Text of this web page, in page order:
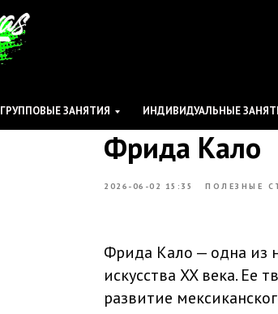
ГРУППОВЫЕ ЗАНЯТИЯ ИНДИВИДУАЛЬНЫЕ
Фрида Кало
2026-06-02 15:35 ПОЛЕЗНЫЕ
Фрида Кало — одна из
искусства XX века. Ее
развитие